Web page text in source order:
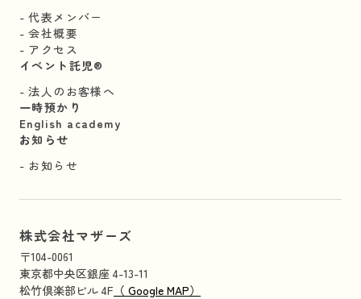
代表メンバー
会社概要
アクセス
イベント託児®︎
法人のお客様へ
一時預かり
English academy
お知らせ
お知らせ
株式会社マザーズ
〒104-0061
東京都中央区銀座 4-13-11
松竹倶楽部ビル 4F （ Google MAP）